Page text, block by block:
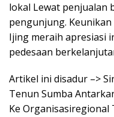
lokal Lewat penjualan
pengunjung.
Ijing meraih apresiasi
pedesaan
Artikel ini disadur –>
Tenun Sumba
Ke Organisasiregional